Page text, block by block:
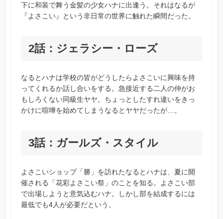
下に和装で舞う金髪の少女ハナに出逢う。それはなるが
『よさこい』という非日常の世界に触れた瞬間だった。
2話：ジェラシー・ローズ
なるとハナは学校の皆がどうしたらよさこいに興味を持
ってくれるか話し合いをする。急接近する二人の仲がお
もしろくない同級生ヤヤ。ちょっとしたすれ違いをきっ
かけに喧嘩を始めてしまうなるとヤヤだったが…。
3話：ガールズ・スタイル
よさこいショップ「勝」を訪れたなるとハナは、夏に開
催される「花彩よさこい祭」のことを知る。よさこい部
で出場しようと意気込むハナ。しかし部を結成するには
最低でも4人が必要だという。